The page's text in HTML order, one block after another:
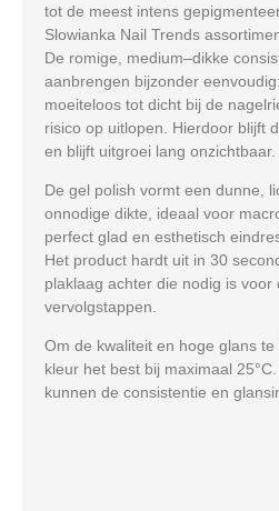
tot de meest intens
Slowianka Nail Trends
De romige, medium–dikke
aanbrengen bijzonder
moeiteloos tot dicht bij de
risico op uitlopen. Hierdoor blijft
en blijft uitgroei lang onzichtbaar.
De gel polish vormt een dunne,
onnodige dikte, ideaal voor
perfect glad en esthetisch
Het product hardt uit in 30
plaklaag achter die nodig is voor
vervolgstappen.
Om de kwaliteit en hoge glans
kleur het best bij maximaal 25°C
kunnen de consistentie en